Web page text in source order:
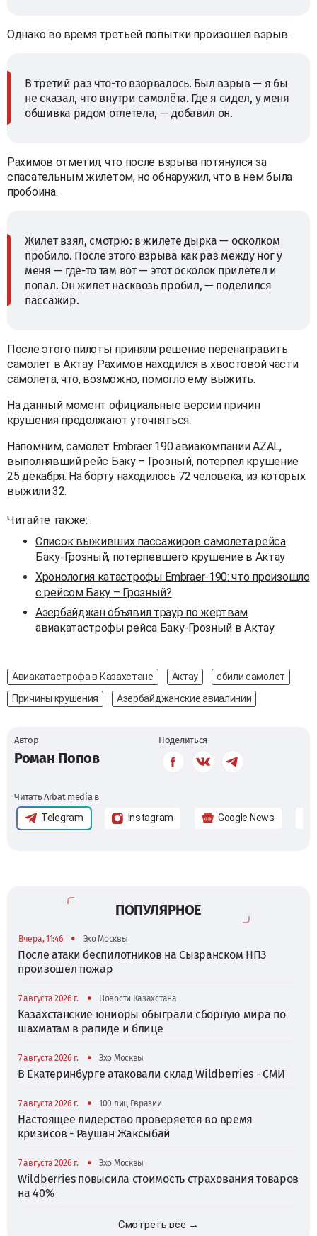
Однако во время третьей попытки произошел взрыв.
В третий раз что-то взорвалось. Был взрыв — я бы
не сказал, что внутри самолёта. Где я сидел, у меня
обшивка рядом отлетела, — добавил он.
Рахимов отметил, что после взрыва потянулся за
спасательным жилетом, но обнаружил, что в нем была
пробоина.
Жилет взял, смотрю: в жилете дырка — осколком
пробило. После этого взрыва как раз между ног у
меня — где-то там вот — этот осколок прилетел и
попал. Он жилет насквозь пробил, — поделился
пассажир.
После этого пилоты приняли решение перенаправить
самолет в Актау. Рахимов находился в хвостовой части
самолета, что, возможно, помогло ему выжить.
На данный момент официальные версии причин
крушения продолжают уточняться.
Напомним, самолет Embraer 190 авиакомпании AZAL,
выполнявший рейс Баку – Грозный, потерпел крушение
25 декабря. На борту находилось 72 человека, из которых
выжили 32.
Читайте также:
Список выживших пассажиров самолета рейса
Баку-Грозный, потерпевшего крушение в Актау
Хронология катастрофы Embraer-190: что произошло
с рейсом Баку – Грозный?
Азербайджан объявил траур по жертвам
авиакатастрофы рейса Баку-Грозный в Актау
Авиакатастрофа в Казахстане Актау
сбили самолет
Причины крушения
Азербайджанские авиалинии
Автор
Роман Попов
Поделиться
Читать Arbat media в
Telegram Instagram Google News
ПОПУЛЯРНОЕ
Вчера, 11:46 • Эхо Москвы
После атаки беспилотников на Сызранском НПЗ
произошел пожар
7 августа 2026 г. • Новости Казахстана
Казахстанские юниоры обыграли сборную мира по
шахматам в рапиде и блице
7 августа 2026 г. • Эхо Москвы
В Екатеринбурге атаковали склад Wildberries - СМИ
7 августа 2026 г. • 100 лиц Евразии
Настоящее лидерство проверяется во время
кризисов - Раушан Жаксыбай
7 августа 2026 г. • Эхо Москвы
Wildberries повысила стоимость страхования товаров
на 40%
Смотреть все →